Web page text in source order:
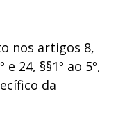
nos artigos 8,
e 24, §§1º ao 5º,
da